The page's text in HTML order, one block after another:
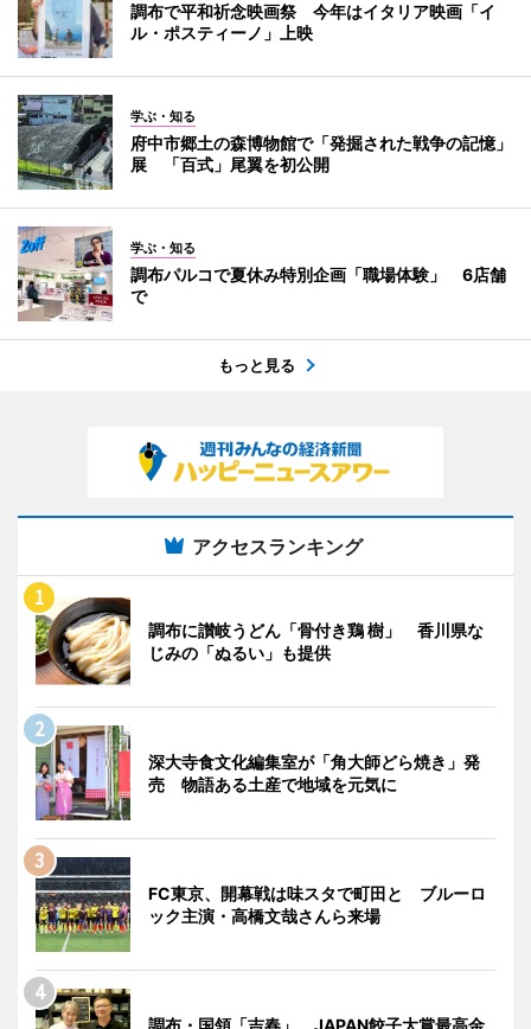
調布で平和祈念映画祭 今年はイタリア映画「イ
ル・ポスティーノ」上映
学ぶ・知る
府中市郷土の森博物館で「発掘された戦争の記憶」
展 「百式」尾翼を初公開
学ぶ・知る
調布パルコで夏休み特別企画「職場体験」 6店舗
で
もっと見る
アクセスランキング
調布に讃岐うどん「骨付き鶏 樹」 香川県な
じみの「ぬるい」も提供
深大寺食文化編集室が「角大師どら焼き」発
売 物語ある土産で地域を元気に
FC東京、開幕戦は味スタで町田と ブルーロ
ック主演・高橋文哉さんら来場